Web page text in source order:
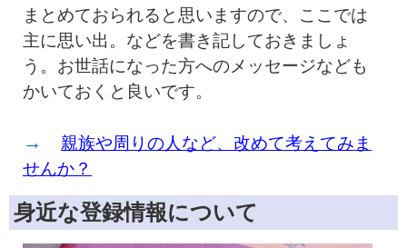
まとめておられると思いますので、ここでは
主に思い出。などを書き記しておきましょ
う。お世話になった方へのメッセージなども
かいておくと良いです。
→ 親族や周りの人など、改めて考えてみま
せんか？
身近な登録情報について